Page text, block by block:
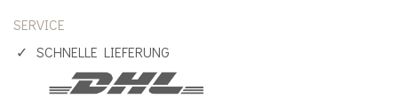
SERVICE
SCHNELLE LIEFERUNG